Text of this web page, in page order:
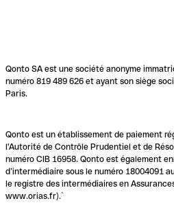
Qonto SA est une société anonyme
numéro 819 489 626 et ayant son siège
Paris.
Qonto est un établissement de paiement
l'Autorité de Contrôle Prudentiel et de
numéro CIB 16958. Qonto est également
d’intermédiaire sous le numéro 18004091
le registre des intermédiaires en
www.orias.fr).`